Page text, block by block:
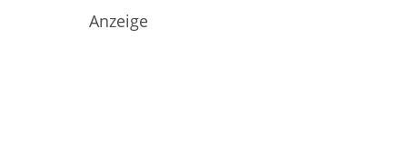
Anzeige